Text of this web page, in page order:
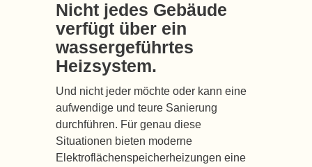
Nicht jedes Gebäude
verfügt über ein
wassergeführtes
Heizsystem.
Und nicht jeder möchte oder kann eine
aufwendige und teure Sanierung
durchführen. Für genau diese
Situationen bieten moderne
Elektroflächenspeicherheizungen eine